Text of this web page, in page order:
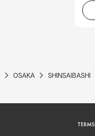
OSAKA SHINSAIBASHI
TERMS